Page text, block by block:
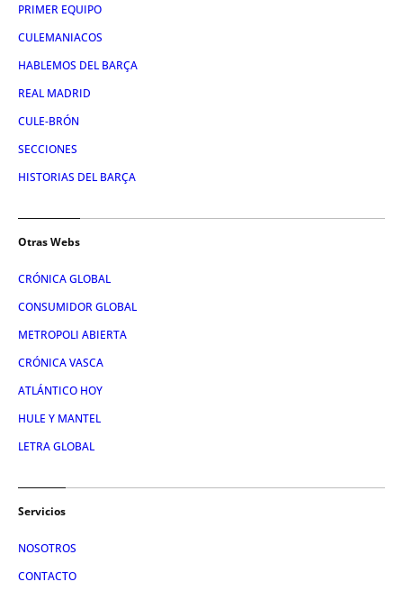
PRIMER EQUIPO
CULEMANIACOS
HABLEMOS DEL BARÇA
REAL MADRID
CULE-BRÓN
SECCIONES
HISTORIAS DEL BARÇA
Otras Webs
CRÓNICA GLOBAL
CONSUMIDOR GLOBAL
METROPOLI ABIERTA
CRÓNICA VASCA
ATLÁNTICO HOY
HULE Y MANTEL
LETRA GLOBAL
Servicios
NOSOTROS
CONTACTO